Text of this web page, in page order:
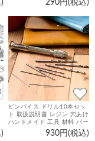
シルバー ピンクゴールド 20
290円(税込)
ピンバイス ドリル10本セッ
ト 取扱説明書 レジン 穴あけ
ハンドメイド 工具 材料 パー
930円(税込)